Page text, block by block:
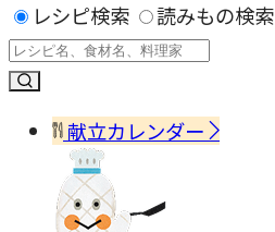
レシピ検索 読みもの検索
献立カレンダー